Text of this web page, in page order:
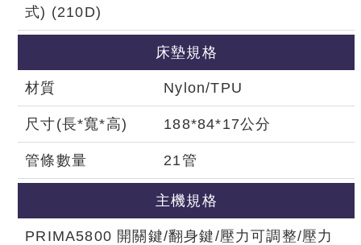
式) (210D)
床墊規格
材質 Nylon/TPU
尺寸(長*寬*高) 188*84*17公分
管條數量 21管
主機規格
PRIMA5800 開關鍵/翻身鍵/壓力可調整/壓力